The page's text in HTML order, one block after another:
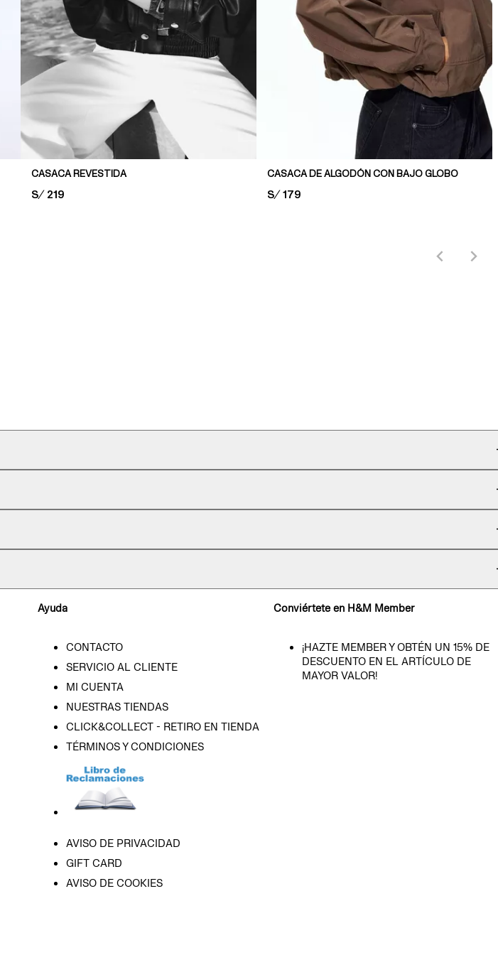
CASACA REVESTIDA
PRICE:
S/ 219
CASACA DE ALGODÓN CON BAJO GLOBO
PRICE:
S/ 179
Ayuda
CONTACTO
SERVICIO AL CLIENTE
MI CUENTA
NUESTRAS TIENDAS
CLICK&COLLECT - RETIRO EN TIENDA
TÉRMINOS Y CONDICIONES
AVISO DE PRIVACIDAD
GIFT CARD
AVISO DE COOKIES
Conviértete en H&M Member
¡HAZTE MEMBER Y OBTÉN UN 15% DE
DESCUENTO EN EL ARTÍCULO DE
MAYOR VALOR!